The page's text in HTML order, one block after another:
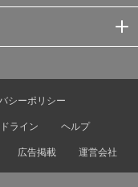
シーポリシー
ライン
ヘルプ
広告掲載 運営会社